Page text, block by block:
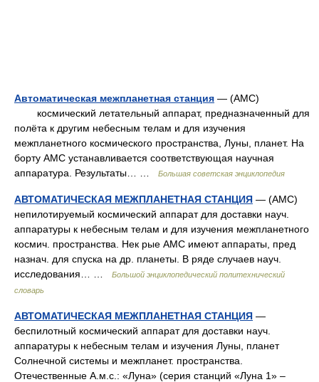
Автоматическая межпланетная станция — (АМС)
космический летательный аппарат, предназначенный для
полёта к другим небесным телам и для изучения
межпланетного космического пространства, Луны, планет. На
борту АМС устанавливается соответствующая научная
аппаратура. Результаты… …
Большая советская энциклопедия
АВТОМАТИЧЕСКАЯ МЕЖПЛАНЕТНАЯ СТАНЦИЯ — (АМС)
непилотируемый космический аппарат для доставки науч.
аппаратуры к небесным телам и для изучения межпланетного
космич. пространства. Нек рые АМС имеют аппараты, пред
назнач. для спуска на др. планеты. В ряде случаев науч.
исследования… …
Большой энциклопедический политехнический
словарь
АВТОМАТИЧЕСКАЯ МЕЖПЛАНЕТНАЯ СТАНЦИЯ —
беспилотный космический аппарат для доставки науч.
аппаратуры к небесным телам и изучения Луны, планет
Солнечной системы и межпланет. пространства.
Отечественные А.м.с.: «Луна» (серия станций «Луна 1» –